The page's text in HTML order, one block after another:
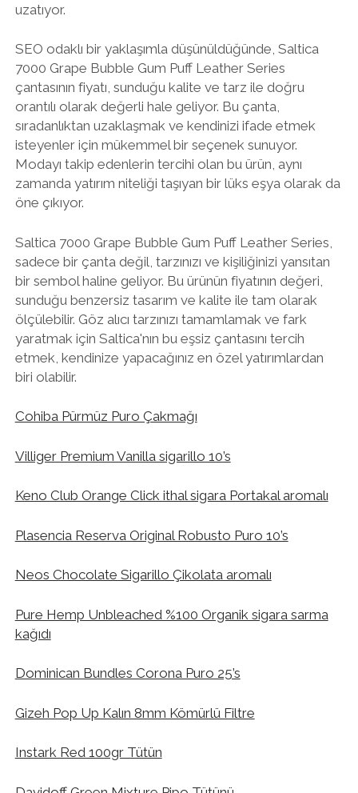
uzatıyor.
SEO odaklı bir yaklaşımla düşünüldüğünde, Saltica
7000 Grape Bubble Gum Puff Leather Series
çantasının fiyatı, sunduğu kalite ve tarz ile doğru
orantılı olarak değerli hale geliyor. Bu çanta,
sıradanlıktan uzaklaşmak ve kendinizi ifade etmek
isteyenler için mükemmel bir seçenek sunuyor.
Modayı takip edenlerin tercihi olan bu ürün, aynı
zamanda yatırım niteliği taşıyan bir lüks eşya olarak da
öne çıkıyor.
Saltica 7000 Grape Bubble Gum Puff Leather Series,
sadece bir çanta değil, tarzınızı ve kişiliğinizi yansıtan
bir sembol haline geliyor. Bu ürünün fiyatının değeri,
sunduğu benzersiz tasarım ve kalite ile tam olarak
ölçülebilir. Göz alıcı tarzınızı tamamlamak ve fark
yaratmak için Saltica'nın bu eşsiz çantasını tercih
etmek, kendinize yapacağınız en özel yatırımlardan
biri olabilir.
Cohiba Pürmüz Puro Çakmağı
Villiger Premium Vanilla sigarillo 10’s
Keno Club Orange Click ithal sigara Portakal aromalı
Plasencia Reserva Original Robusto Puro 10’s
Neos Chocolate Sigarillo Çikolata aromalı
Pure Hemp Unbleached %100 Organik sigara sarma
kağıdı
Dominican Bundles Corona Puro 25’s
Gizeh Pop Up Kalın 8mm Kömürlü Filtre
Instark Red 100gr Tütün